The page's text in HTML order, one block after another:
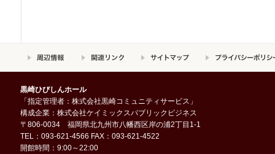
黒崎ひびしんホール
「指定管理者：株式会社黒崎コミュニティサービス」
構成企業：株式会社ケイミックスパブリックビジネス
〒806-0034 福岡県北九州市八幡西区岸の浦2丁目1-1
TEL：093-621-4566 FAX：093-621-4522
開館時間：9:00～22:00